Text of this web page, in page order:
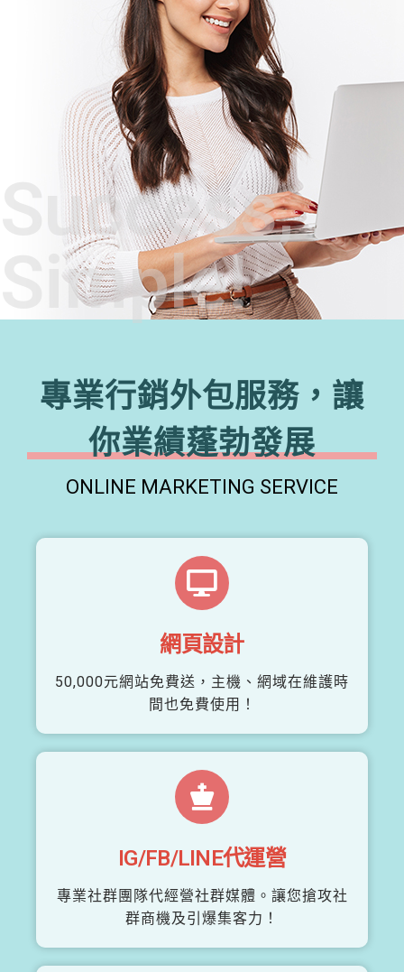
Success,
Simple!
專業行銷外包服務，讓
你業績蓬勃發展
ONLINE MARKETING SERVICE
網頁設計
50,000元網站免費送，主機、網域在維護時
間也免費使用！
IG/FB/LINE代運營
專業社群團隊代經營社群媒體。讓您搶攻社
群商機及引爆集客力！